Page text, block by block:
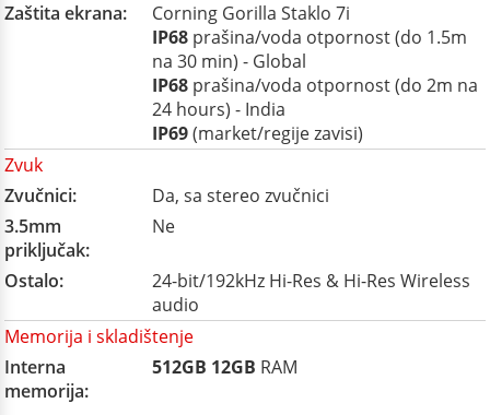
Zaštita ekrana:
Corning Gorilla Staklo 7i
IP68 prašina/voda otpornost (do 1.5m
na 30 min) - Global
IP68 prašina/voda otpornost (do 2m na
24 hours) - India
IP69(market/regije zavisi)
Zvuk
Zvučnici:
Da, sa stereo zvučnici
3.5mm
priključak:
Ne
Ostalo:
24-bit/192kHz Hi-Res & Hi-Res Wireless
audio
Memorija i skladištenje
Interna
memorija:
512GB 12GB RAM